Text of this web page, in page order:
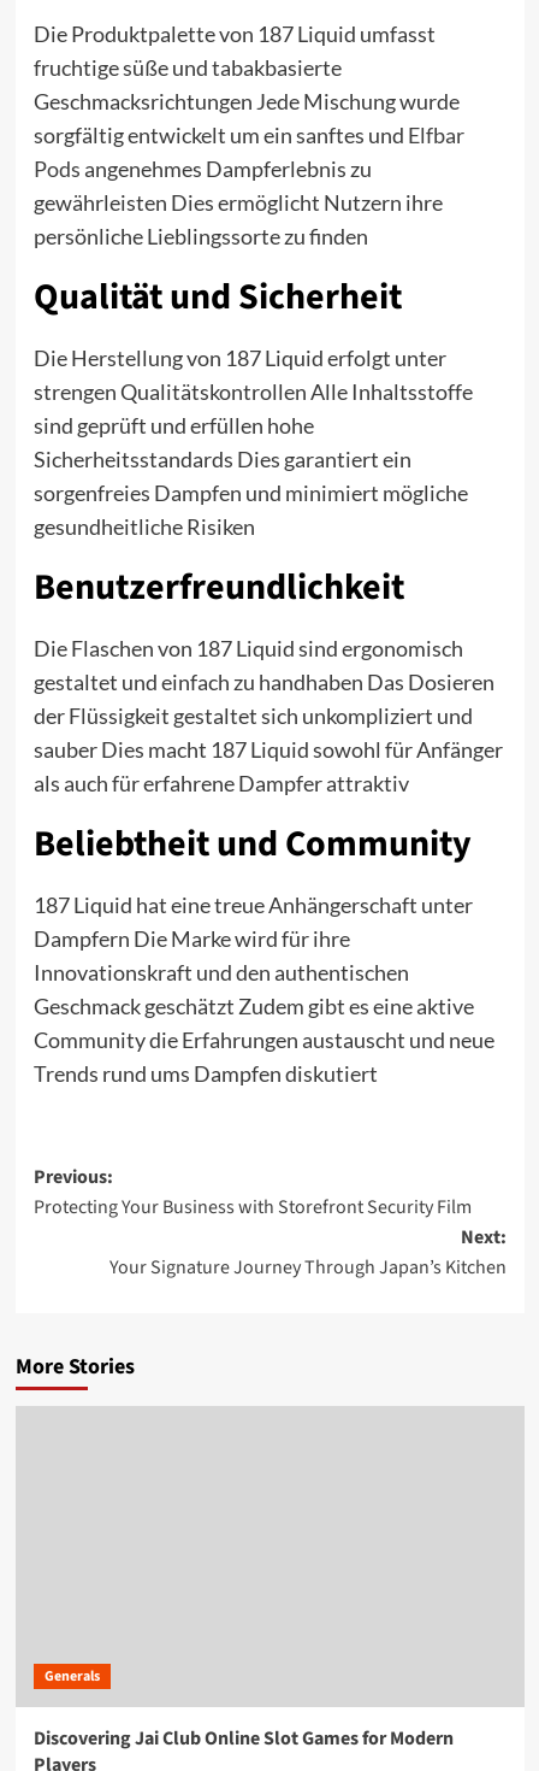
Die Produktpalette von 187 Liquid umfasst
fruchtige süße und tabakbasierte
Geschmacksrichtungen Jede Mischung wurde
sorgfältig entwickelt um ein sanftes und Elfbar
Podsangenehmes Dampferlebnis zu
gewährleisten Dies ermöglicht Nutzern ihre
persönliche Lieblingssorte zu finden
Qualität und Sicherheit
Die Herstellung von 187 Liquid erfolgt unter
strengen Qualitätskontrollen Alle Inhaltsstoffe
sind geprüft und erfüllen hohe
Sicherheitsstandards Dies garantiert ein
sorgenfreies Dampfen und minimiert mögliche
gesundheitliche Risiken
Benutzerfreundlichkeit
Die Flaschen von 187 Liquid sind ergonomisch
gestaltet und einfach zu handhaben Das Dosieren
der Flüssigkeit gestaltet sich unkompliziert und
sauber Dies macht 187 Liquid sowohl für Anfänger
als auch für erfahrene Dampfer attraktiv
Beliebtheit und Community
187 Liquid hat eine treue Anhängerschaft unter
Dampfern Die Marke wird für ihre
Innovationskraft und den authentischen
Geschmack geschätzt Zudem gibt es eine aktive
Community die Erfahrungen austauscht und neue
Trends rund ums Dampfen diskutiert
Post
navigation
Previous:
Protecting Your Business with Storefront Security Film
Next:
Your Signature Journey Through Japan’s Kitchen
More Stories
Generals
Discovering Jai Club Online Slot Games for Modern
Players